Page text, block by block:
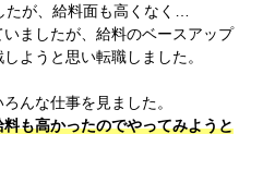
が、給料面も高くなく…
ましたが、給料のベースアップ
ようと思い転職しました。
んな仕事を見ました。
も高かったのでやってみようと